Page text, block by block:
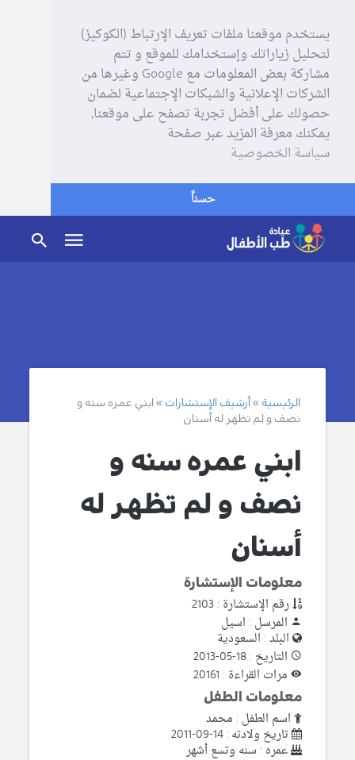
يستخدم موقعنا ملفات تعريف الإرتباط (الكوكيز)
لتحليل زياراتك وإستخدامك للموقع و تتم
مشاركة بعض المعلومات مع Google وغيرها من
الشركات الإعلانية والشبكات الإجتماعية لضمان
حصولك على أفضل تجربة تصفح على موقعنا,
يمكنك معرفة المزيد عبر صفحة
سياسة الخصوصية
حسناً
الرئيسية أرشيف الإستشارات
ابني عمره سنه و
نصف و لم تظهر له أسنان
ابني عمره سنه و
نصف و لم تظهر له
أسنان
معلومات الإستشارة
رقم الإستشارة : 2103
المرسل : اسيل
البلد : السعودية
التاريخ : 18-05-2013
مرات القراءة : 20161
معلومات الطفل
اسم الطفل : محمد
تاريخ ولادته : 14-09-2011
عمره : سنه وتسع أشهر